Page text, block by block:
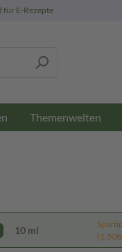
für E-Rezepte
Themenwelten
10 ml